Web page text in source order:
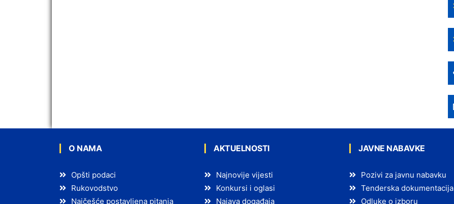
O NAMA
Opšti podaci
Rukovodstvo
Najčešće postavljena pitanja
AKTUELNOSTI
Najnovije vijesti
Konkursi i oglasi
Najava događaja
JAVNE NABAVKE
Pozivi za javnu nabavku
Tenderska dokumentacija
Odluke o izboru